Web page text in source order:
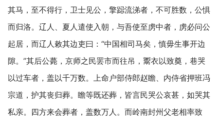
其马，至不得行，卫士见公，擎跽流涕者，不可胜数，公惧
而归洛。辽人、夏人遣使入朝，与吾使至虏中者，虏必问公
起居，而辽人敕其边吏曰：“中国相司马矣，慎毋生事开边
隙。”其后公薨，京师之民罢市而往吊，鬻衣以致奠，巷哭
以过车者，盖以千万数。上命户部侍郎赵瞻、内侍省押班冯
宗道，护其丧归葬。瞻等既还葬，皆言民哭公哀甚，如哭其
私亲。四方来会葬者，盖数万人。而岭南封州父老相率致